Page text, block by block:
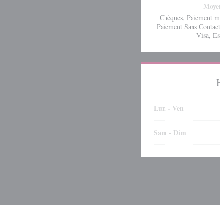
Chèques, Paiement
Paiement Sans
Visa,
Lun - Ven
Sam - Dim